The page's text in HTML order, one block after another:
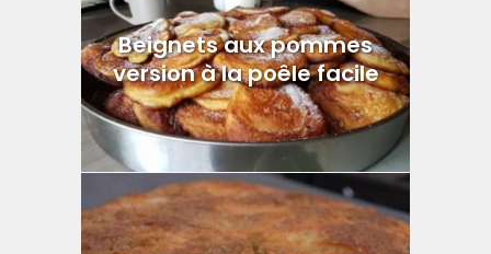
Beignets aux pommes
version à la poêle facile